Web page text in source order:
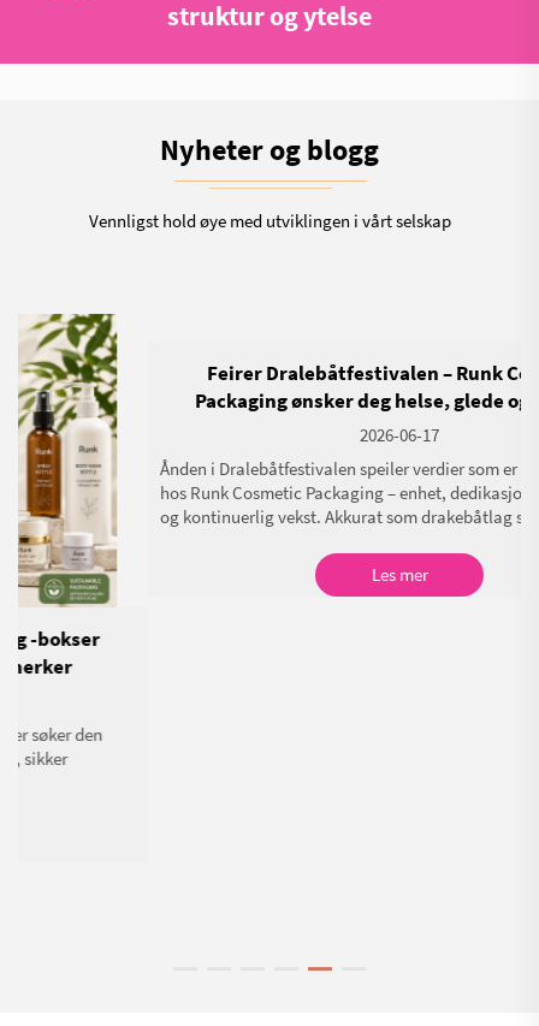
struktur og ytelse
Nyheter og blogg
Vennligst hold øye med utviklingen i vårt selskap
Feirer Dralebåtfestivalen – Runk Cosmetic
Packaging ønsker deg helse, glede og suksess
Ånden i Dralebåtfestivalen speiler verdier som er dypt verdsatta
hos Runk Cosmetic Packaging – enhet, dedikasjon, innovasjon